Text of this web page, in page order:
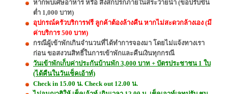
หากพบเศษอาหาร หรือ สิ่งสกปรกภายในสระว่ายน้ำ (ขอปรับขั้น
ต่ำ 1,000 บาท)
อุปกรณ์ครัวบริการฟรี ลูกค้าต้องล้างคืน หากไม่สะดวกล้างเอง (มี
ค่าบริการ 500 บาท)
กรณีผู้เข้าพักเกินจำนวนที่ได้ทำการจองมา โดยไม่แจ้งทางเรา
ก่อน ขอสงวนสิทธิ์ในการเข้าพักและคืนเงินทุกกรณี
วันเข้าพักเก็บค่าประกันบ้านพัก 3,000 บาท + บัตรประชาชน 1 ใบ
(ได้คืนในวันเช็คเอ้าท์)
Check in 15.00 น. Check out 12.00 น.